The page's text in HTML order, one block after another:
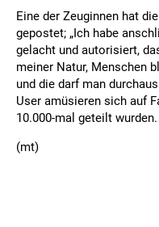
Eine der Zeuginnen hat
gepostet; „Ich habe
gelacht und autorisiert,
meiner Natur, Menschen
und die darf man
User amüsieren sich auf
10.000-mal geteilt wurden.
(mt)